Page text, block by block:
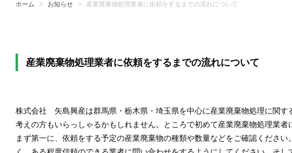
ホーム お知らせ 産業廃棄物処理業者に依頼をするまでの流れについて
産業廃棄物処理業者に依頼をするまでの流れについて
株式会社 矢島興産は群馬県・栃木県・埼玉県を中心に産業廃棄物処理に関
考えの方もいらっしゃるかもしれません。ところで初めて産業廃棄物処理業
まず第一に、依頼をする予定の産業廃棄物の種類や数量などをご確認くださ